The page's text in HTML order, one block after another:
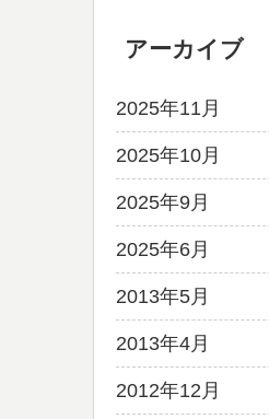
アーカイブ
2025年11月
2025年10月
2025年9月
2025年6月
2013年5月
2013年4月
2012年12月